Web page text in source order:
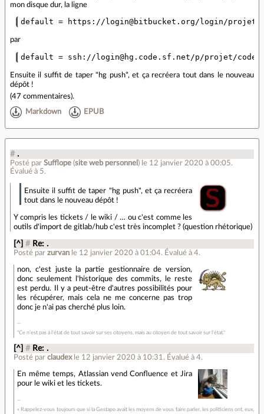
mon disque dur, la ligne
par
Ensuite il suffit de taper "hg push", et ça recréera tout dans le nouveau
dépôt !
(47 commentaires).
Markdown EPUB
# .
Posté par Sufflope (site web personnel ) le 12 janvier 2020 à 00:05.
Évalué à 5.
Ensuite il suffit de taper "hg push", et ça recréera
tout dans le nouveau dépôt !
Y compris les tickets / le wiki / … ou c'est comme les
outils d'import de gitlab/hub c'est très incomplet ? (question rhétorique)
[^] # Re: .
Posté parzurvan le 12 janvier 2020 à 01:04. Évalué à4.
non, c'est juste la partie gestionnaire de version,
donc seulement l'historique des commits, le reste
est perdu. Il y a peut-être d'autres possibilités pour
les récupérer, mais cela ne me concerne pas trop
donc je n'ai pas cherché plus loin.
"Ce n'est pas à l'état de tout savoir sur ses citoyens, mais au citoyen de tout savoir sur l'état."
[^] # Re: .
Posté parclaudex le 12 janvier 2020 à 10:31. Évalué à4.
En même temps, Atlassian vend Confluence et Jira
pour le wiki et les tickets.
« Rappelez-vous toujours que si la Gestapo avait les moyens de vous faire parler, les politiciens ont, eux,